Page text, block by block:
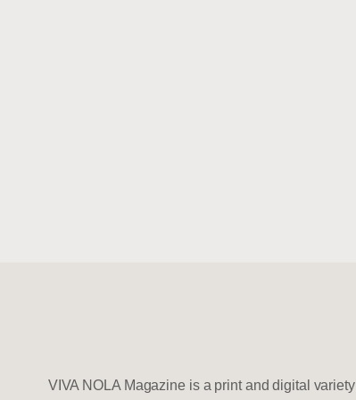
VIVA NOLA Magazine is a print and digital variety